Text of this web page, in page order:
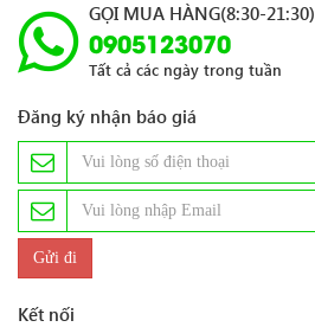
GỌI MUA HÀNG(8:30-21:30)
0905123070
Tất cả các ngày trong tuần
Đăng ký nhận báo giá
Kết nối